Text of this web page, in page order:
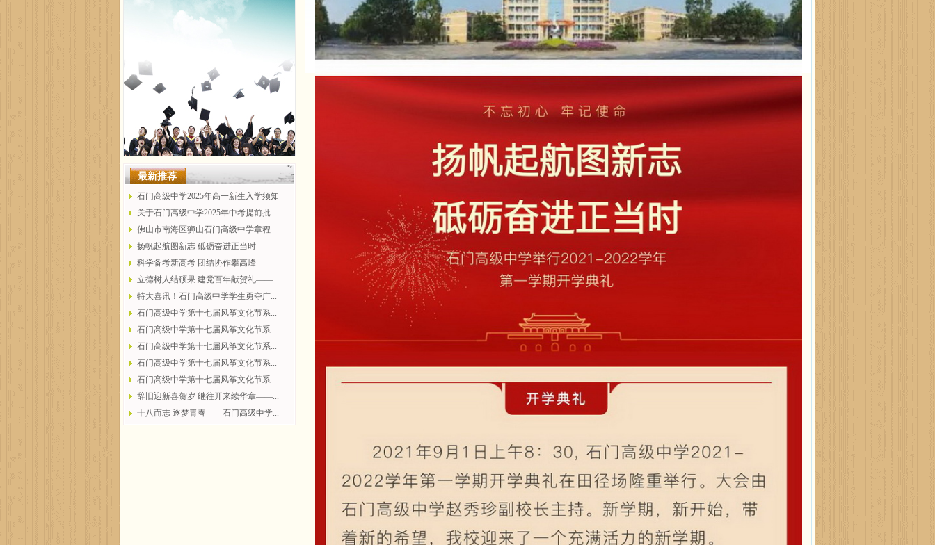
最新推荐
石门高级中学2025年高一新生入学须知
关于石门高级中学2025年中考提前批...
佛山市南海区狮山石门高级中学章程
扬帆起航图新志 砥砺奋进正当时
科学备考新高考 团结协作攀高峰
立德树人结硕果 建党百年献贺礼——...
特大喜讯！石门高级中学学生勇夺广...
石门高级中学第十七届风筝文化节系...
石门高级中学第十七届风筝文化节系...
石门高级中学第十七届风筝文化节系...
石门高级中学第十七届风筝文化节系...
石门高级中学第十七届风筝文化节系...
辞旧迎新喜贺岁 继往开来续华章——...
十八而志 逐梦青春——石门高级中学...